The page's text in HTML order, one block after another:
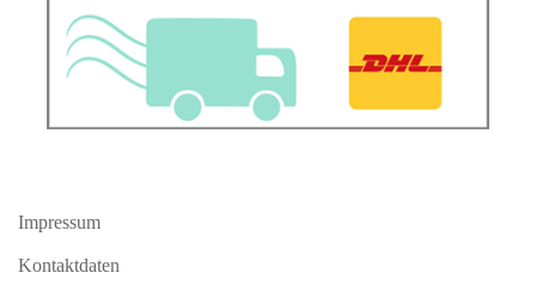
Impressum
Kontaktdaten